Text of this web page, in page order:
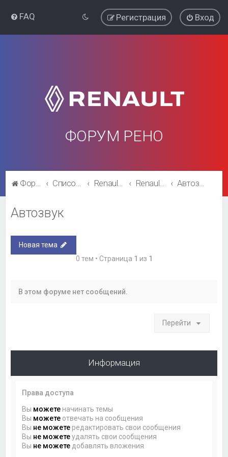
FAQ Вход
Регистрация
ФОРУМ РЕНО
Форум Рено Список форумов Renault Megane Renault Megane Автозвук
Автозвук
Новая тема
0 тем • Страница 1 из 1
В этом форуме нет сообщений.
Перейти
Информация
Права доступа
Вы можете начинать темы
Вы можете отвечать на сообщения
Вы не можете редактировать свои сообщения
Вы не можетеудалять свои сообщения
Вы не можете добавлять вложения